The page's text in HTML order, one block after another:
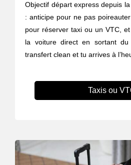
Objectif départ express depuis
: anticipe pour ne pas
pour réserver taxi ou un VTC,
la voiture direct en sortant
transfert clean et tu arrives à
Taxis ou